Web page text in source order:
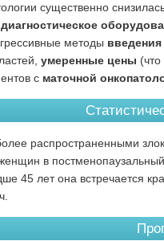
существенно
методы
умеренные цены
с маточной
распространенными
в
45 лет она встречается